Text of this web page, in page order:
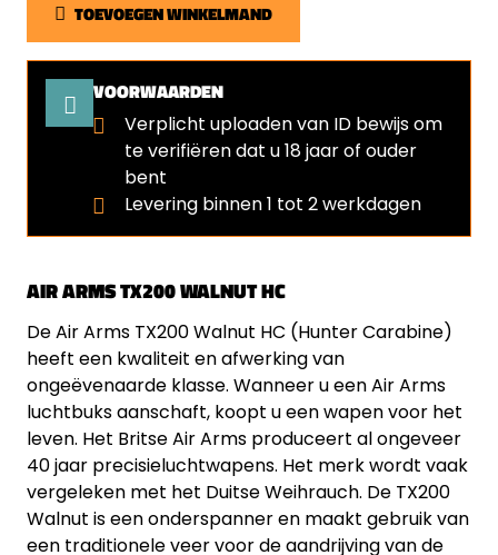
AIR ARMS TX200 WALNUT HC
De Air Arms TX200 Walnut HC (Hunter Carabine)
heeft een kwaliteit en afwerking van
ongeëvenaarde klasse. Wanneer u een Air Arms
luchtbuks aanschaft, koopt u een wapen voor het
leven. Het Britse Air Arms produceert al ongeveer
40 jaar precisieluchtwapens. Het merk wordt vaak
vergeleken met het Duitse Weihrauch. De TX200
Walnut is een onderspanner en maakt gebruik van
een traditionele veer voor de aandrijving van de
TOEVOEGEN WINKELMAND
VOORWAARDEN
Verplicht uploaden van ID bewijs om
te verifiëren dat u 18 jaar of ouder
bent
Levering binnen 1 tot 2 werkdagen